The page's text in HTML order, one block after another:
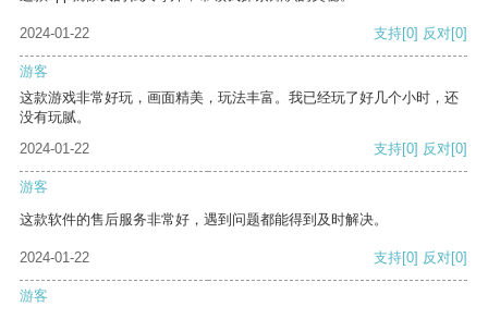
2024-01-22 支持[0] 反对[0]
游客
这款游戏非常好玩，画面精美，玩法丰富。我已经玩了好几个小时，还
没有玩腻。
2024-01-22
支持[0] 反对[0]
游客
这款软件的售后服务非常好，遇到问题都能得到及时解决。
2024-01-22 支持[0] 反对[0]
游客